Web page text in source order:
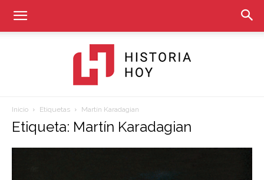
Historia
Inicio Etiquetas Martín Karadagian
Etiqueta: Martín Karadagian